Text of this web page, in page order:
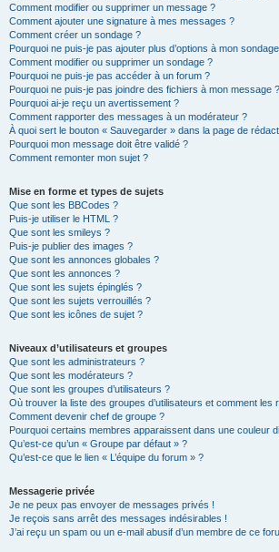
Comment modifier ou supprimer un message ?
Comment ajouter une signature à mes messages ?
Comment créer un sondage ?
Pourquoi ne puis-je pas ajouter plus d’options à mon
Comment modifier ou supprimer un sondage ?
Pourquoi ne puis-je pas accéder à un forum ?
Pourquoi ne puis-je pas joindre des fichiers à mon message ?
Pourquoi ai-je reçu un avertissement ?
Comment rapporter des messages à un modérateur ?
À quoi sert le bouton « Sauvegarder » dans la page de
Pourquoi mon message doit être validé ?
Comment remonter mon sujet ?
Mise en forme et types de sujets
Que sont les BBCodes ?
Puis-je utiliser le HTML ?
Que sont les smileys ?
Puis-je publier des images ?
Que sont les annonces globales ?
Que sont les annonces ?
Que sont les sujets épinglés ?
Que sont les sujets verrouillés ?
Que sont les icônes de sujet ?
Niveaux d’utilisateurs et groupes
Que sont les administrateurs ?
Que sont les modérateurs ?
Que sont les groupes d’utilisateurs ?
Où trouver la liste des groupes d’utilisateurs et comment les
Comment devenir chef de groupe ?
Pourquoi certains membres apparaissent dans une couleur
Qu’est-ce qu’un « Groupe par défaut » ?
Qu’est-ce que le lien « L’équipe du forum » ?
Messagerie privée
Je ne peux pas envoyer de messages privés !
Je reçois sans arrêt des messages indésirables !
J’ai reçu un spam ou un e-mail abusif d’un membre de ce